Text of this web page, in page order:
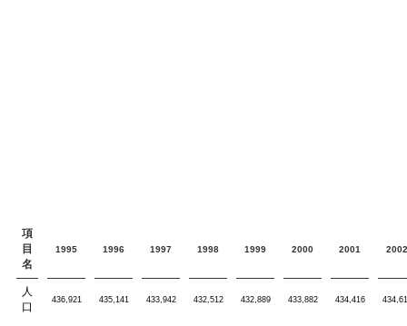
項
目
名
1995 1996 1997 1998 1999 2000 2001 2002
人
口
436,921 435,141 433,942 432,512 432,889 433,882 434,416